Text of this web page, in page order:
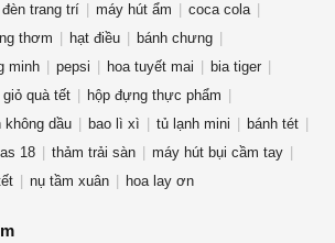
đèn trang trí máy hút ẩm
coca cola
thơm hạt điều
bánh chưng
minh
pepsi hoa tuyết mai
bia tiger
giỏ quà tết
hộp đựng thực phẩm
không dầu bao lì xì tủ lạnh mini
bánh tét
18 thảm trải sàn
máy hút bụi cầm tay
nụ tầm xuân hoa lay ơn